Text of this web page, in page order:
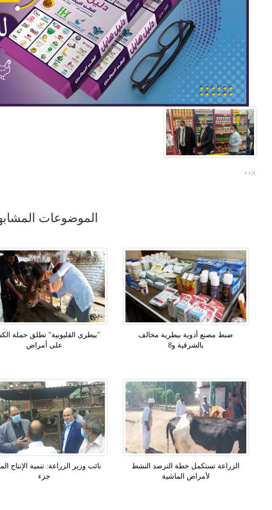
‹
› ×
الموضوعات
"بيطرى القليوبية" تطلق حملة
على أمراض
ضبط مصنع أدوية بيطرية مخالف
بالشرقية و8
نائب وزير الزراعة: تنمية الإنتاج
جزء
الزراعة تستكمل خطة الترصد النشط
لأمراض الماشية